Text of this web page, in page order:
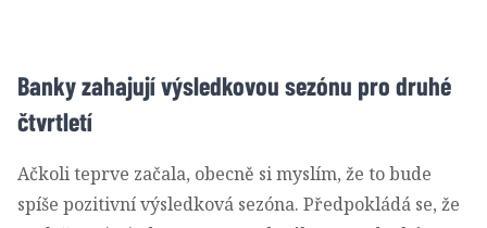
Banky zahajují výsledkovou sezónu pro druhé
čtvrtletí
Ačkoli teprve začala, obecně si myslím, že to bude
spíše pozitivní výsledková sezóna. Předpokládá se, že